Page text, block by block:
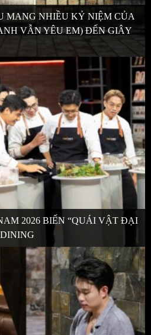
MANG NHIỀU KỶ NIỆM CỦA
VẪN YÊU EM) ĐẾN GIÂY
2026 BIẾN “QUÁI VẬT ĐẠI